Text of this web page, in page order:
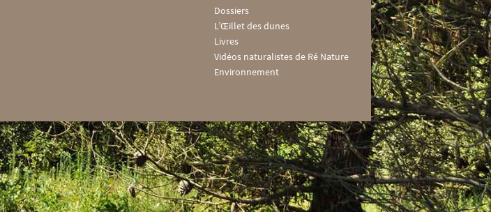
Dossiers
L’Œillet des dunes
Livres
Vidéos naturalistes de Ré Nature
Environnement